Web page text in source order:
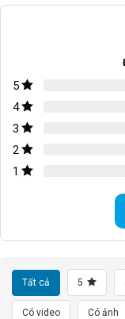
Bộ chuyển đề trước/
Bộ chuyển đề sau/
VÀNH
5
4
3
2
1
Tất cả 5
Có video Có ảnh